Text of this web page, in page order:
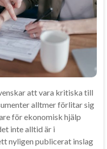
att vara kritiska till
alltmer förlitar sig
för ekonomisk hjälp
inte alltid är i
nyligen publicerat inslag